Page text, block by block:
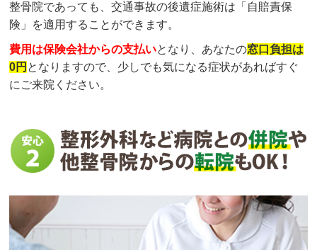
整骨院であっても、交通事故の後遺症施術は「自賠責保
険」を適用することができます。
費用は保険会社からの支払いとなり、あなたの窓口負担は
0円 となりますので、少しでも気になる症状があればすぐ
にご来院ください。